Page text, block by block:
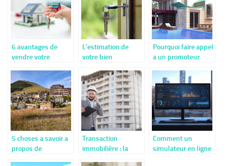
?
6 avantages de
vendre votre
L’estimation de
votre bien
de depart de toutes
demarches
Pourquoi faire appel
a un promoteur
5 choses a savoir a
propos de
Transaction
immobilière : la
Comment un
simulateur en ligne